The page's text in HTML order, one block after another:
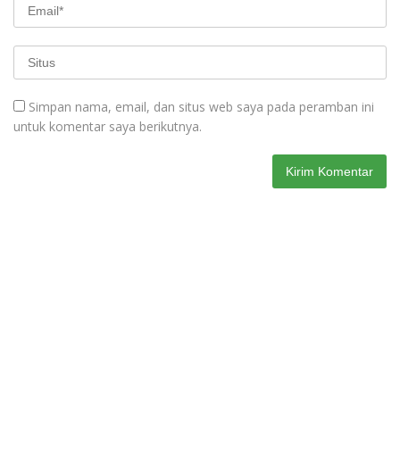
Simpan nama, email, dan situs web saya pada peramban ini
untuk komentar saya berikutnya.